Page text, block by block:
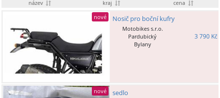
název kraj
cena
nové
Nosič pro boční kufry
Motobikes s.r.o.
Pardubický
Bylany
3 790 Kč
nové sedlo